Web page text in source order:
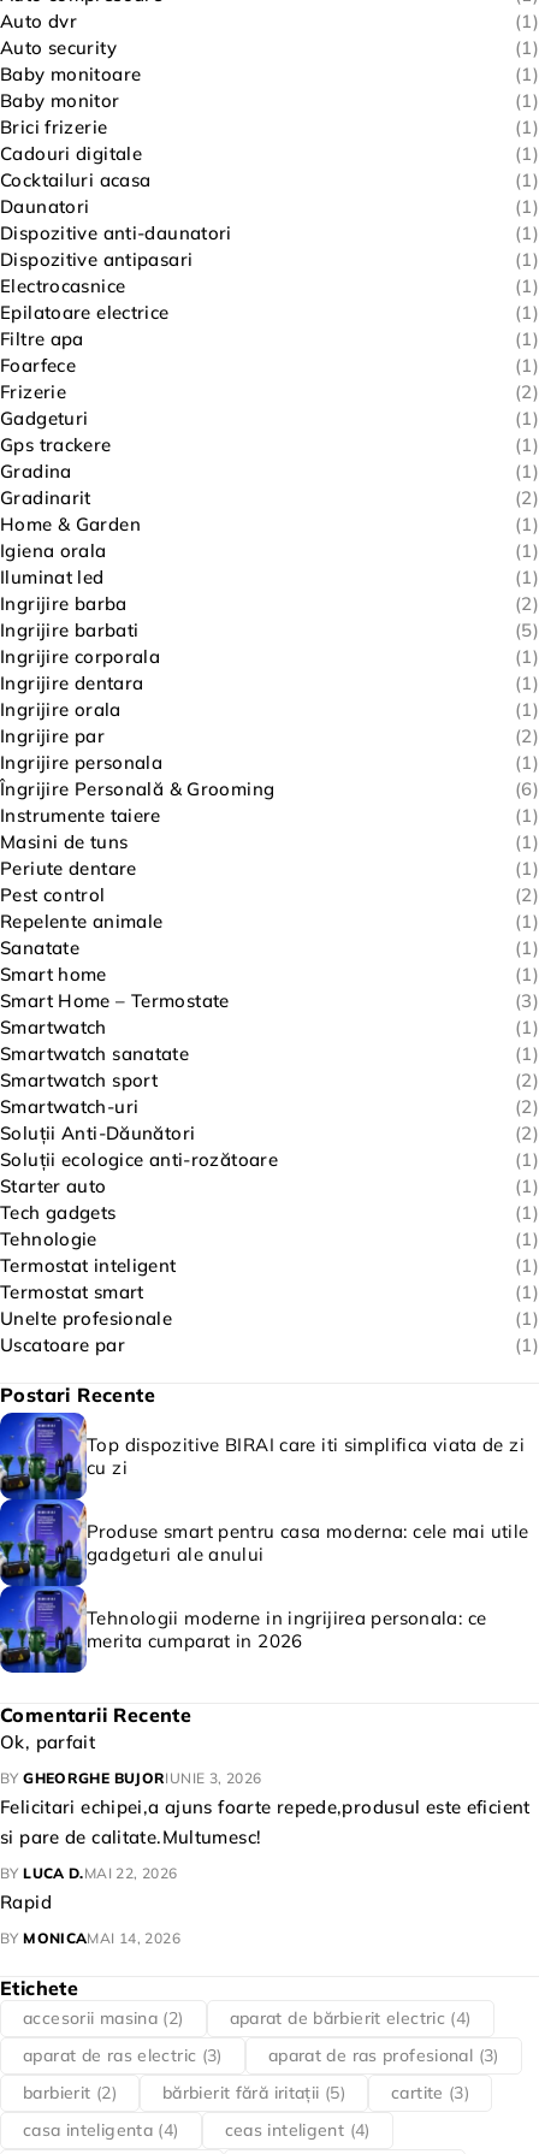
Auto dvr
(1)
Auto security
(1)
Baby monitoare
(1)
Baby monitor
(1)
Brici frizerie
(1)
Cadouri digitale
(1)
Cocktailuri acasa
(1)
Daunatori
(1)
Dispozitive anti-daunatori
(1)
Dispozitive antipasari
(1)
Electrocasnice
(1)
Epilatoare electrice
(1)
Filtre apa
(1)
Foarfece
(1)
Frizerie
(2)
Gadgeturi
(1)
Gps trackere
(1)
Gradina
(1)
Gradinarit
(2)
Home & Garden
(1)
Igiena orala
(1)
Iluminat led
(1)
Ingrijire barba
(2)
Ingrijire barbati
(5)
Ingrijire corporala
(1)
Ingrijire dentara
(1)
Ingrijire orala
(1)
Ingrijire par
(2)
Ingrijire personala
(1)
Îngrijire Personală & Grooming
(6)
Instrumente taiere
(1)
Masini de tuns
(1)
Periute dentare
(1)
Pest control
(2)
Repelente animale
(1)
Sanatate
(1)
Smart home
(1)
Smart Home – Termostate
(3)
Smartwatch
(1)
Smartwatch sanatate
(1)
Smartwatch sport
(2)
Smartwatch-uri
(2)
Soluții Anti-Dăunători
(2)
Soluții ecologice anti-rozătoare
(1)
Starter auto
(1)
Tech gadgets
(1)
Tehnologie
(1)
Termostat inteligent
(1)
Termostat smart
(1)
Unelte profesionale
(1)
Uscatoare par
(1)
Postari Recente
Top dispozitive BIRAI care iti simplifica viata de zi
cu zi
Produse smart pentru casa moderna: cele mai utile
gadgeturi ale anului
Tehnologii moderne in ingrijirea personala: ce
merita cumparat in 2026
Comentarii Recente
Ok, parfait
BY GHEORGHE BUJORIUNIE 3, 2026
Felicitari echipei,a ajuns foarte repede,produsul este eficient
si pare de calitate.Multumesc!
BY LUCA D.MAI 22, 2026
Rapid
BY MONICAMAI 14, 2026
Etichete
accesorii masina (2) aparat de bărbierit electric (4)
aparat de ras electric (3) aparat de ras profesional (3)
barbierit (2) bărbierit fără iritații (5) cartite (3)
casa inteligenta (4) ceas inteligent (4)